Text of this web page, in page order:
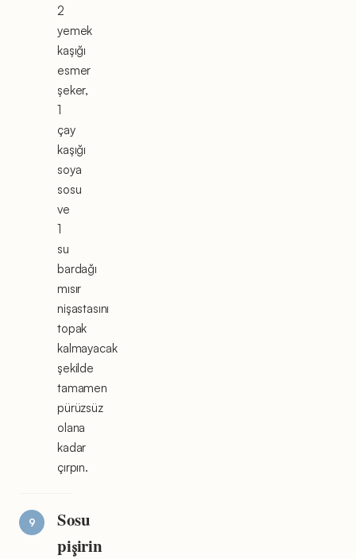
2
yemek
kaşığı
esmer
şeker,
1
çay
kaşığı
soya
sosu
ve
1
su
bardağı
mısır
nişastasını
topak
kalmayacak
şekilde
tamamen
pürüzsüz
olana
kadar
çırpın.
Sosu
pişirin